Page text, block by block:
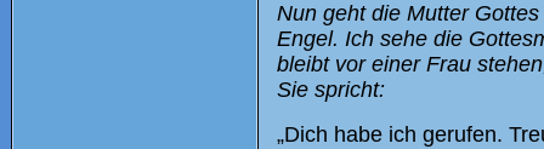
Nun geht die Mutter
Engel. Ich sehe die
bleibt vor einer Frau
Sie spricht:
„Dich habe ich gerufen.